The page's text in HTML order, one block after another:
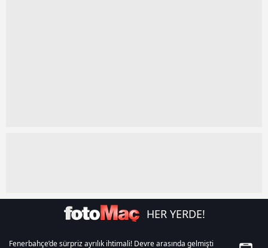
HER YERDE!
Fenerbahçe’de sürpriz ayrılık ihtimali! Devre arasında gelmişti